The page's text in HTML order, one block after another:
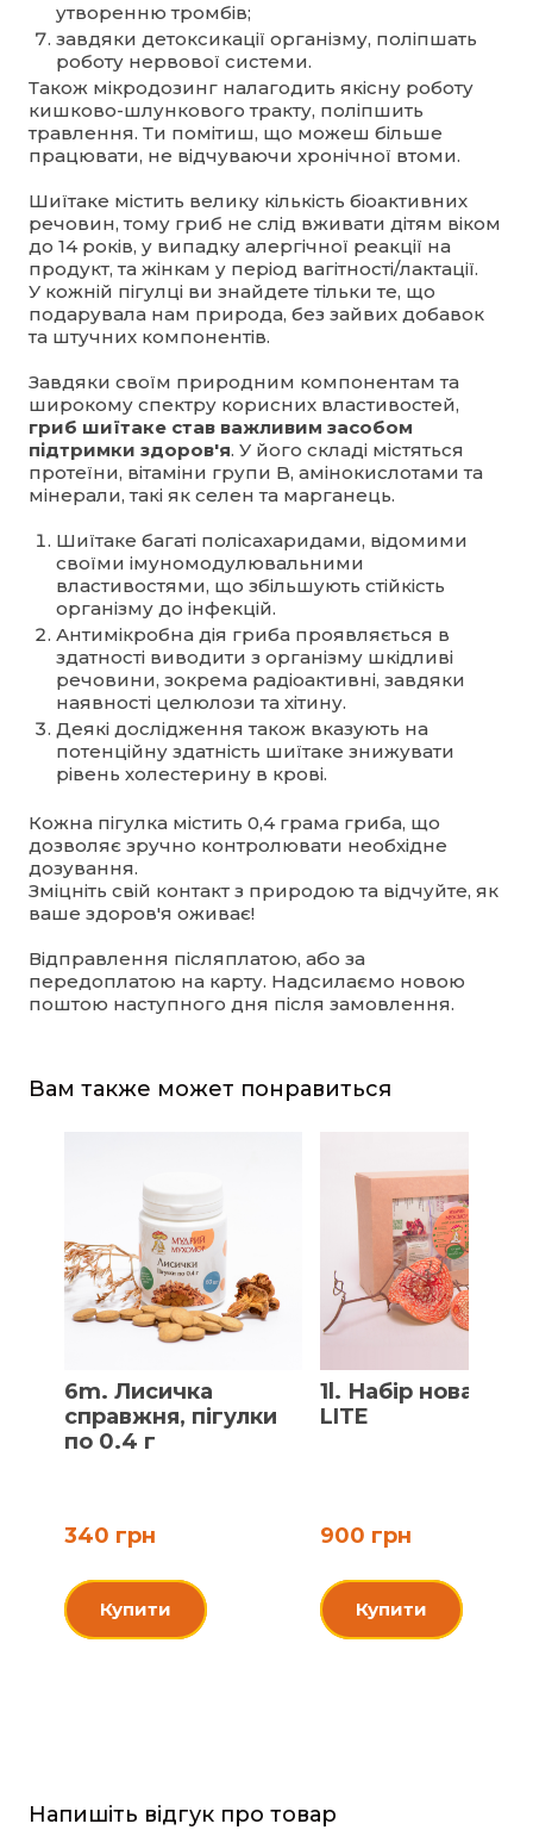
утворенню тромбів;
завдяки детоксикації організму, поліпшать
роботу нервової системи.
Також мікродозинг налагодить якісну роботу
кишково-шлункового тракту, поліпшить
травлення. Ти помітиш, що можеш більше
працювати, не відчуваючи хронічної втоми.
Шиїтаке містить велику кількість біоактивних
речовин, тому гриб не слід вживати дітям віком
до 14 років, у випадку алергічної реакції на
продукт, та жінкам у період вагітності/лактації.
У кожній пігулці ви знайдете тільки те, що
подарувала нам природа, без зайвих добавок
та штучних компонентів.
Завдяки своїм природним компонентам та
широкому спектру корисних властивостей,
гриб шиїтаке став важливим засобом
підтримки здоров'я. У його складі містяться
протеїни, вітаміни групи B, амінокислотами та
мінерали, такі як селен та марганець.
Шиїтаке багаті полісахаридами, відомими
своїми імуномодулювальними
властивостями, що збільшують стійкість
організму до інфекцій.
Антимікробна дія гриба проявляється в
здатності виводити з організму шкідливі
речовини, зокрема радіоактивні, завдяки
наявності целюлози та хітину.
Деякі дослідження також вказують на
потенційну здатність шиїтаке знижувати
рівень холестерину в крові.
Кожна пігулка містить 0,4 грама гриба, що
дозволяє зручно контролювати необхідне
дозування.
Зміцніть свій контакт з природою та відчуйте, як
ваше здоров'я оживає!
Відправлення післяплатою, або за
передоплатою на карту. Надсилаємо новою
поштою наступного дня після замовлення.
Вам также может понравиться
6m. Лисичка
справжня, пігулки
по 0.4 г
340 грн
Купити
1l. Набір новачка
LITE
900 грн
Купити
Напишіть відгук про товар